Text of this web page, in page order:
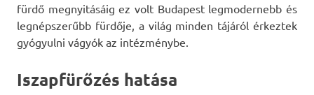
fürdő megnyitásáig ez volt Budapest legmodernebb és
legnépszerűbb fürdője, a világ minden tájáról érkeztek
gyógyulni vágyók az intézménybe.
Iszapfürőzés hatása